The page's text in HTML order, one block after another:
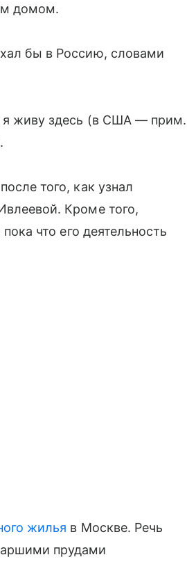
домом.
бы в Россию, словами
я живу здесь (в США — прим.
того, как узнал
Кроме того,
что его деятельность
жилья в Москве. Речь
прудами